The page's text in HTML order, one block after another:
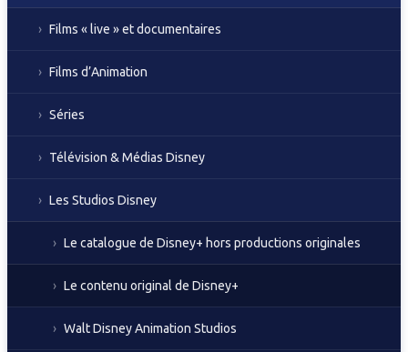
Films « live » et documentaires
Films d’Animation
Séries
Télévision & Médias Disney
Les Studios Disney
Le catalogue de Disney+ hors productions originales
Le contenu original de Disney+
Walt Disney Animation Studios